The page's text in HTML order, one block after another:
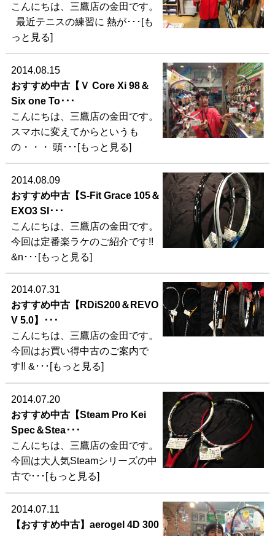
こんにちは、三鷹店の金田です。
最近テニスの練習に 熱が･･･[も
っと見る]
2014.08.15
おすすめ中古【Ｖ Core Xi 98＆
Six one To･･･
こんにちは、三鷹店の金田です。
スマホに変えてからというも
の・・・ 頭･･･[もっと見る]
2014.08.09
おすすめ中古【S-Fit Grace 105＆
EXO3 SI･･･
こんにちは、三鷹店の金田です。
今回は定番楽ラケのご紹介です!!
&n･･･[もっと見る]
2014.07.31
おすすめ中古【RDiS200＆REVO
V 5.0】･･･
こんにちは、三鷹店の金田です。
今回はお買い得中古のご案内で
す!! &･･･[もっと見る]
2014.07.20
おすすめ中古【Steam Pro Kei
Spec＆Stea･･･
こんにちは、三鷹店の金田です。
今回は大人気Steamシリーズの中
古で･･･[もっと見る]
2014.07.11
【おすすめ中古】aerogel 4D 300